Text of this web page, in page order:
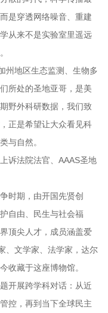
是穿透网络噪音、重建
从来不是实验室里遥远
州地区生态监测、生物多
所处的圣地亚哥，是美
野外科研数据，我们致
正是希望让大众看见科
与自然。
诉法院法官、AAAS圣地
时期，由开国先贤创
自由、民生与社会福
顶尖人才，成员涵盖爱
、文学家、法学家，达尔
收藏于这座博物馆。
开展跨学科对话：从近
控，再到当下全球民主